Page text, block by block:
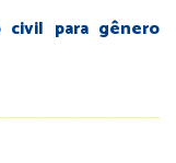
civil para gênero